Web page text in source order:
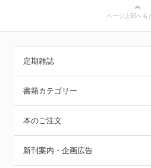
ページ上部へも
定期雑誌
書籍カテゴリー
本のご注文
新刊案内・企画広告